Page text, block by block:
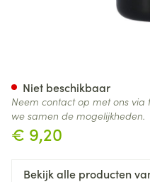
€ 9,20
Niet beschikbaar
Neem contact op met ons
we samen de mogelijkheden.
Bekijk alle producten